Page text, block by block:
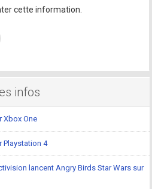
cette information.
infos
Xbox One
Playstation 4
lancent Angry Birds Star Wars sur